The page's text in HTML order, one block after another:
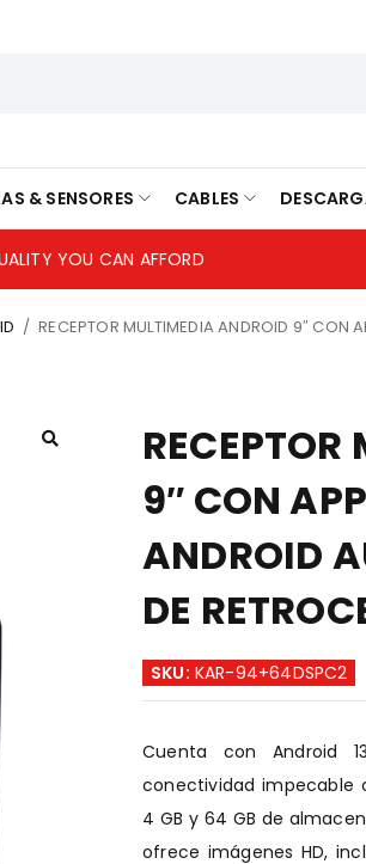
& SENSORES CABLES
YOU CAN AFFORD
/ RECEPTOR MULTIMEDIA ANDROID 9″ CON
9″ CON
ANDROID
DE
SKU: KAR-94+64DSPC2
Cuenta con Android
conectividad impecable
4 GB y 64 GB de
ofrece imágenes HD,